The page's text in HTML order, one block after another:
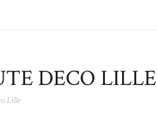
DECO LILLE
Lille